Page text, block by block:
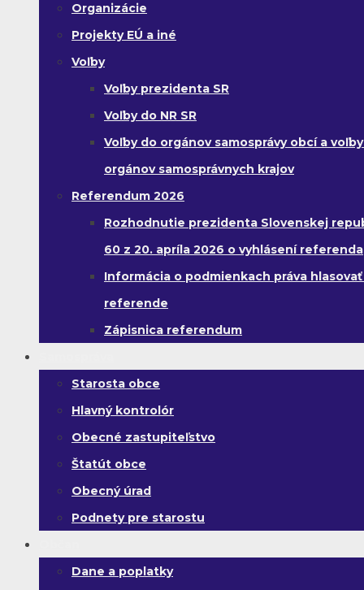
Organizácie
Projekty EÚ a iné
Voľby
Voľby prezidenta SR
Voľby do NR SR
Voľby do orgánov samosprávy obcí a
orgánov samosprávnych krajov
Referendum 2026
Rozhodnutie prezidenta Slovenskej
60 z 20. apríla 2026 o vyhlásení referenda
Informácia o podmienkach práva hlasovať
referende
Zápisnica referendum
Starosta obce
Hlavný kontrolór
Obecné zastupiteľstvo
Štatút obce
Obecný úrad
Podnety pre starostu
Dane a poplatky